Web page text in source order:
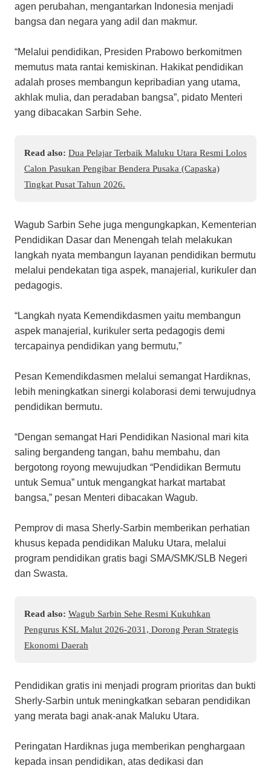
agen perubahan, mengantarkan Indonesia menjadi
bangsa dan negara yang adil dan makmur.
“Melalui pendidikan, Presiden Prabowo berkomitmen
memutus mata rantai kemiskinan. Hakikat pendidikan
adalah proses membangun kepribadian yang utama,
akhlak mulia, dan peradaban bangsa”, pidato Menteri
yang dibacakan Sarbin Sehe.
Read also: Dua Pelajar Terbaik Maluku Utara Resmi Lolos
Calon Pasukan Pengibar Bendera Pusaka (Capaska)
Tingkat Pusat Tahun 2026.
Wagub Sarbin Sehe juga mengungkapkan, Kementerian
Pendidikan Dasar dan Menengah telah melakukan
langkah­ nyata membangun layanan pendidikan bermutu
melalui pendekatan tiga aspek, manajerial, kurikuler dan
pedagogis.
“Langkah nyata Kemendikdasmen yaitu membangun
aspek manajerial, kurikuler serta pedagogis demi
tercapainya pendidikan yang bermutu,”
Pesan Kemendikdasmen melalui semangat Hardiknas,
lebih meningkatkan sinergi kolaborasi demi terwujudnya
pendidikan bermutu.
“Dengan semangat Hari Pendidikan Nasional mari kita
saling bergandeng tangan, bahu membahu, dan
bergotong royong mewujudkan “Pendidikan Bermutu
untuk Semua” untuk mengangkat harkat martabat
bangsa,” pesan Menteri dibacakan Wagub.
Pemprov di masa Sherly-Sarbin memberikan perhatian
khusus kepada pendidikan Maluku Utara, melalui
program pendidikan gratis bagi SMA/SMK/SLB Negeri
dan Swasta.
Read also: Wagub Sarbin Sehe Resmi Kukuhkan
Pengurus KSL Malut 2026-2031, Dorong Peran Strategis
Ekonomi Daerah
Pendidikan gratis ini menjadi program prioritas dan bukti
Sherly-Sarbin untuk meningkatkan sebaran pendidikan
yang merata bagi anak-anak Maluku Utara.
Peringatan Hardiknas juga memberikan penghargaan
kepada insan pendidikan, atas dedikasi dan